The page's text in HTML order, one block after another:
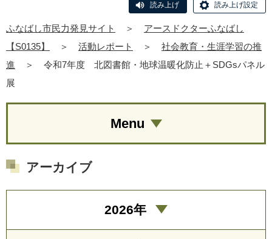
読み上げ 読み上げ設定
ふなばし市民力発見サイト ＞
アースドクターふなばし
【S0135】
＞ 活動レポート ＞
社会教育・生涯学習の推
進
＞
令和7年度 北図書館・地球温暖化防止＋SDGsパネル
展
Menu
アーカイブ
2026年